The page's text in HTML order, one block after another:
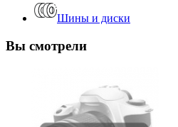
Шины и диски
Вы смотрели